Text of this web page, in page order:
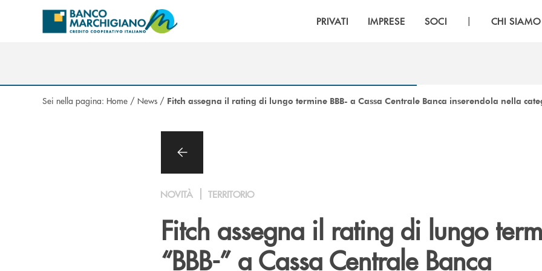
Salta al contenuto principale
PRIVATI IMPRESE SOCI | CHI SIAMO
Sei nella pagina: Home / News / Fitch assegna il rating di lungo termine BBB- a Cassa Centrale Banca inserendola nella
NOVITÀ TERRITORIO
Fitch assegna il rating di lungo
“BBB-” a Cassa Centrale Banca